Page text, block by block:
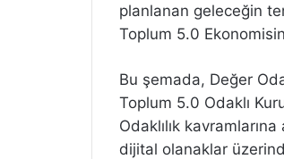
planlanan geleceğin
Toplum 5.0
Bu şemada, Değer
Toplum 5.0 Odaklı
Odaklılık
dijital olanaklar